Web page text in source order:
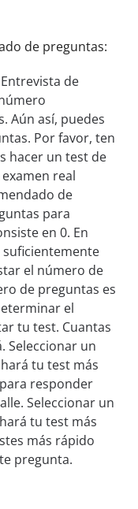
de preguntas:
de
Aún así, puedes
Por favor, ten
hacer un test de
real
de
para
en 0. En
suficientemente
el número de
de preguntas es
el
tu test. Cuantas
Seleccionar un
tu test más
responder
Seleccionar un
tu test más
más rápido
pregunta.